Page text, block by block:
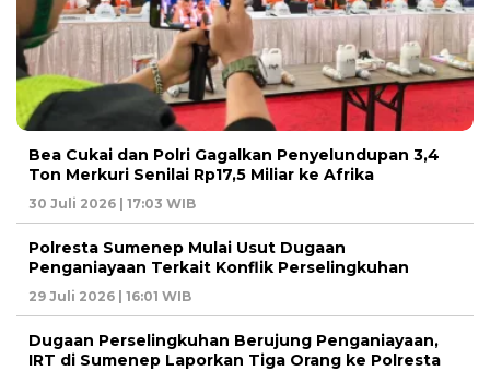
Bea Cukai dan Polri Gagalkan Penyelundupan 3,4
Ton Merkuri Senilai Rp17,5 Miliar ke Afrika
30 Juli 2026 | 17:03 WIB
Polresta Sumenep Mulai Usut Dugaan
Penganiayaan Terkait Konflik Perselingkuhan
29 Juli 2026 | 16:01 WIB
Dugaan Perselingkuhan Berujung Penganiayaan,
IRT di Sumenep Laporkan Tiga Orang ke Polresta